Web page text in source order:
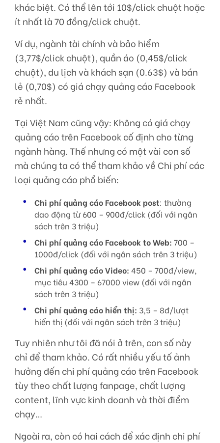
khác biệt. Có thể lên tới 10$/click chuột hoặc
ít nhất là 70 đồng/click chuột.
Ví dụ, ngành tài chính và bảo hiểm
(3,77$/click chuột), quần áo (0,45$/click
chuột), du lịch và khách sạn (0.63$) và bán
lẻ (0,70$) có giá chạy quảng cáo Facebook
rẻ nhất.
Tại Việt Nam cũng vậy: Không có giá chạy
quảng cáo trên Facebook cố định cho từng
ngành hàng. Thế nhưng có một vài con số
mà chúng ta có thể tham khảo về Chi phí các
loại quảng cáo phổ biến:
Chi phí quảng cáo Facebook post: thường
dao động từ 600 – 900đ/click (đối với ngân
sách trên 3 triệu)
Chi phí quảng cáo Facebook to Web: 700 –
1000đ/click (đối với ngân sách trên 3 triệu)
Chi phí quảng cáo Video: 450 – 700đ/view,
mục tiêu 4300 – 67000 view (đối với ngân
sách trên 3 triệu)
Chi phí quảng cáo hiển thị: 3,5 – 8đ/lượt
hiển thị (đối với ngân sách trên 3 triệu)
Tuy nhiên như tôi đã nói ở trên, con số này
chỉ để tham khảo. Có rất nhiều yếu tố ảnh
hưởng đến chi phí quảng cáo trên Facebook
tùy theo chất lượng fanpage, chất lượng
content, lĩnh vực kinh doanh và thời điểm
chạy…
Ngoài ra, còn có hai cách để xác định chi phí